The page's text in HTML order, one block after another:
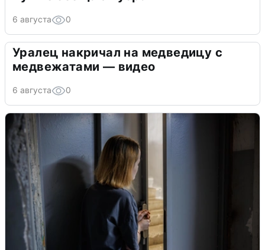
6 августа 0
Уралец накричал на медведицу с
медвежатами — видео
6 августа 0